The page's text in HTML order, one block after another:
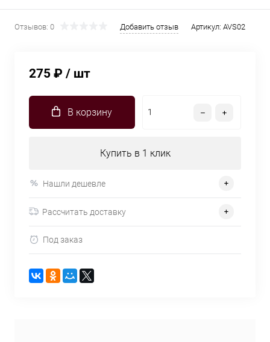
Отзывов: 0 Добавить отзыв Артикул: AVS02
275 ₽ / шт
В корзину
Купить в 1 клик
Нашли дешевле
Рассчитать доставку
Под заказ